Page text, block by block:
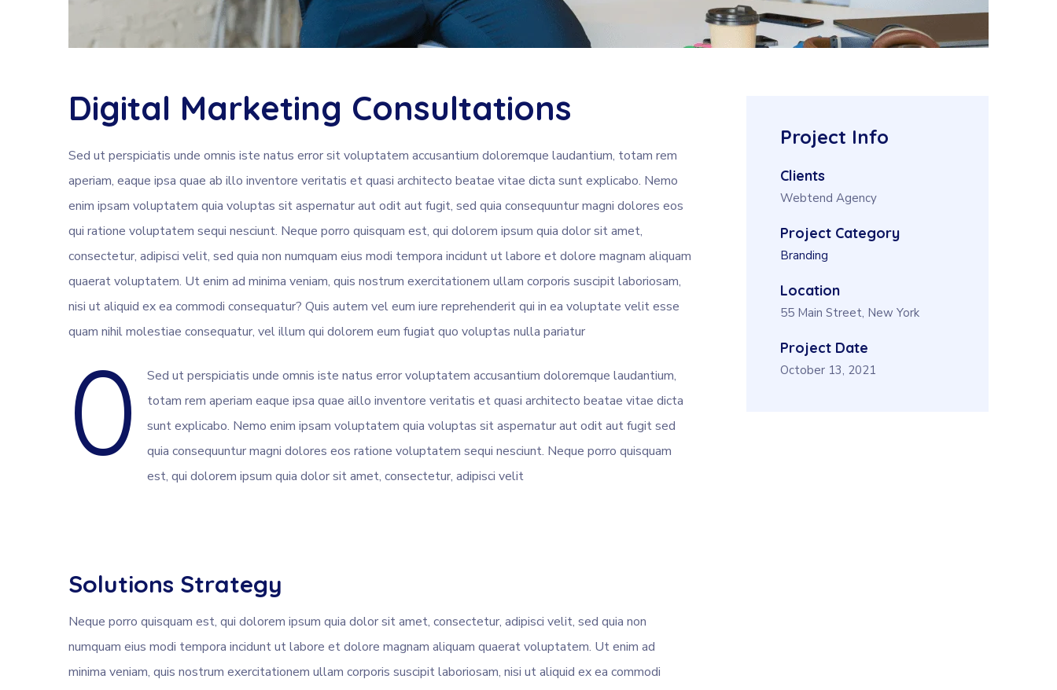
Digital Marketing Consultations
Sed ut perspiciatis unde omnis iste natus error sit voluptatem accusantium doloremque laudantium, totam rem
aperiam, eaque ipsa quae ab illo inventore veritatis et quasi architecto beatae vitae dicta sunt explicabo. Nemo
enim ipsam voluptatem quia voluptas sit aspernatur aut odit aut fugit, sed quia consequuntur magni dolores eos
qui ratione voluptatem sequi nesciunt. Neque porro quisquam est, qui dolorem ipsum quia dolor sit amet,
consectetur, adipisci velit, sed quia non numquam eius modi tempora incidunt ut labore et dolore magnam aliquam
quaerat voluptatem. Ut enim ad minima veniam, quis nostrum exercitationem ullam corporis suscipit laboriosam,
nisi ut aliquid ex ea commodi consequatur? Quis autem vel eum iure reprehenderit qui in ea voluptate velit esse
quam nihil molestiae consequatur, vel illum qui dolorem eum fugiat quo voluptas nulla pariatur
0
Sed ut perspiciatis unde omnis iste natus error voluptatem accusantium doloremque laudantium,
totam rem aperiam eaque ipsa quae aillo inventore veritatis et quasi architecto beatae vitae dicta
sunt explicabo. Nemo enim ipsam voluptatem quia voluptas sit aspernatur aut odit aut fugit sed
quia consequuntur magni dolores eos ratione voluptatem sequi nesciunt. Neque porro quisquam
est, qui dolorem ipsum quia dolor sit amet, consectetur, adipisci velit
Solutions Strategy
Neque porro quisquam est, qui dolorem ipsum quia dolor sit amet, consectetur, adipisci velit, sed quia non
numquam eius modi tempora incidunt ut labore et dolore magnam aliquam quaerat voluptatem. Ut enim ad
minima veniam, quis nostrum exercitationem ullam corporis suscipit laboriosam, nisi ut aliquid ex ea commodi
Project Info
Clients
Webtend Agency
Project Category
Branding
Location
55 Main Street, New York
Project Date
October 13, 2021